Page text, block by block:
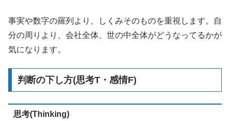
事実や数字の羅列より、しくみそのものを重視します。自
分の周りより、会社全体、世の中全体がどうなってるかが
気になります。
判断の下し方(思考T・感情F)
思考(Thinking)